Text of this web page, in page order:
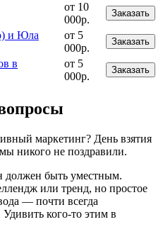
от 10
000р.
Заказать
и Юла
от 5
000р.
Заказать
в
от 5
000р.
Заказать
маркетинг? День взятия
никого не поздравили.
должен быть уместным.
или тренд, но простое
— почти всегда
кого-то этим в